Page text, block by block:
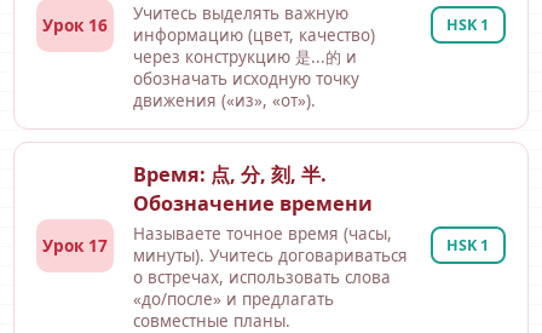
Урок 16
Учитесь выделять важную
информацию (цвет, качество)
через конструкцию 是...的 и
обозначать исходную точку
движения («из», «от»).
HSK 1
Урок 17
Время: 点, 分, 刻, 半.
Обозначение времени
Называете точное время (часы,
минуты). Учитесь договариваться
о встречах, использовать слова
«до/после» и предлагать
совместные планы.
HSK 1